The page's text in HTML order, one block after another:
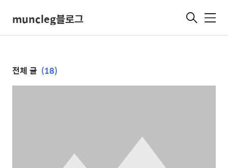
muncleg블로그 메
전체 글 (18)